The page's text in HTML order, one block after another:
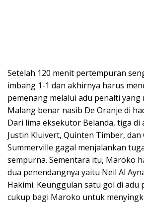
Setelah 120 menit pertempuran
imbang 1-1 dan akhirnya harus
pemenang melalui adu penalti yang
Malang benar nasib De Oranje di
Dari lima eksekutor Belanda, tiga di
Justin Kluivert, Quinten Timber, dan
Summerville gagal menjalankan
sempurna. Sementara itu, Maroko
dua penendangnya yaitu Neil Al
Hakimi. Keunggulan satu gol di adu
cukup bagi Maroko untuk